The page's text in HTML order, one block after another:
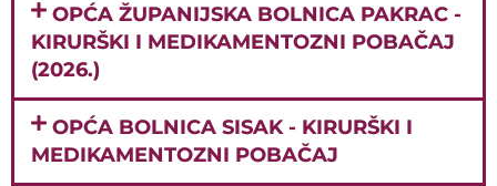
OPĆA ŽUPANIJSKA BOLNICA PAKRAC -
KIRURŠKI I MEDIKAMENTOZNI POBAČAJ
(2026.)
OPĆA BOLNICA SISAK - KIRURŠKI I
MEDIKAMENTOZNI POBAČAJ